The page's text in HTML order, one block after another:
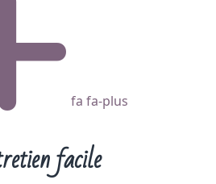
fa fa-plus
facile